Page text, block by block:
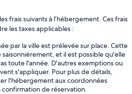
frais suivants à l’hébergement. Ces frais
les taxes applicables :
par la ville est prélevée sur place. Cette
saisonnièrement, et il est possible qu'elle
toute l'année. D'autres exemptions ou
s'appliquer. Pour plus de détails,
l'hébergement aux coordonnées
confirmation de réservation.